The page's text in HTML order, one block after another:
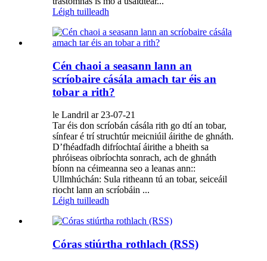
Léigh tuilleadh
Cén chaoi a seasann lann an
scríobaire cásála amach tar éis an
tobar a rith?
le Landril ar 23-07-21
Tar éis don scríobán cásála rith go dtí an tobar,
sínfear é trí struchtúr meicniúil áirithe de ghnáth.
D’fhéadfadh difríochtaí áirithe a bheith sa
phróiseas oibríochta sonrach, ach de ghnáth
bíonn na céimeanna seo a leanas ann::
Ullmhúchán: Sula ritheann tú an tobar, seiceáil
riocht lann an scríobáin ...
Léigh tuilleadh
Córas stiúrtha rothlach (RSS)